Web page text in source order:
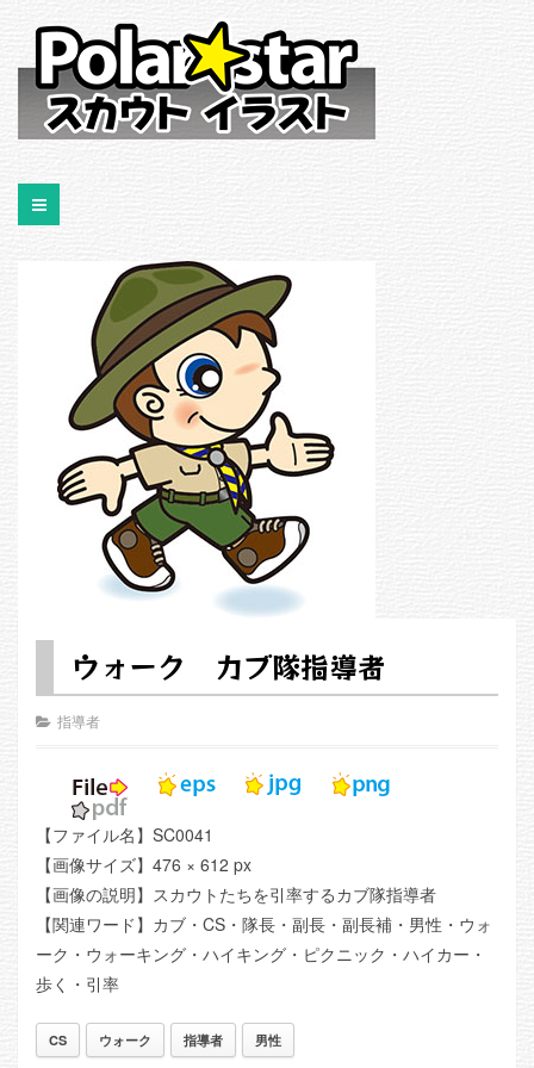
ウォーク カブ隊指導者
指導者
【ファイル名】SC0041
【画像サイズ】476 × 612 px
【画像の説明】スカウトたちを引率するカブ隊指導者
【関連ワード】カブ・CS・隊長・副長・副長補・男性・ウォ
ーク・ウォーキング・ハイキング・ピクニック・ハイカー・
歩く・引率
CS ウォーク 指導者 男性